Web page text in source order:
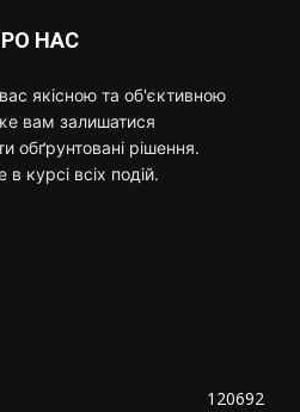
НАС
якісною та об'єктивною
вам залишатися
обґрунтовані рішення.
в курсі всіх подій.
120692